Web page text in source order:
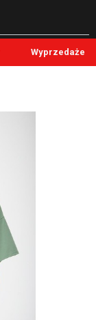
Wyprzedaże